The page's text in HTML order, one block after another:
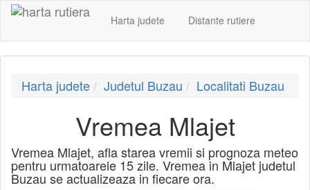
Harta judete Distante rutiere
Harta judete Judetul Buzau Localitati Buzau
Vremea Mlajet
Vremea Mlajet, afla starea vremii si prognoza meteo
pentru urmatoarele 15 zile. Vremea in Mlajet judetul
Buzau se actualizeaza in fiecare ora.